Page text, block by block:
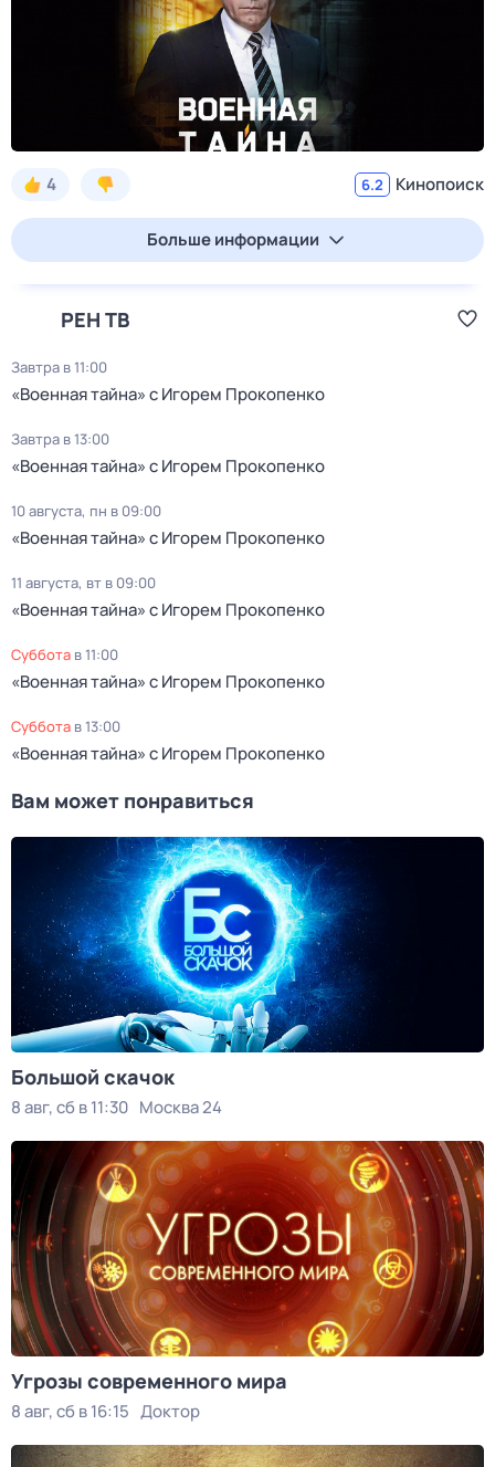
4 6.2 Кинопоиск
Больше информации
РЕН ТВ
Завтра в 11:00
«Военная тайна» с Игорем Прокопенко
Завтра в 13:00
«Военная тайна» с Игорем Прокопенко
10 августа, пн в 09:00
«Военная тайна» с Игорем Прокопенко
11 августа, вт в 09:00
«Военная тайна» с Игорем Прокопенко
суббота в11:00
«Военная тайна» с Игорем Прокопенко
суббота в13:00
«Военная тайна» с Игорем Прокопенко
Вам может понравиться
Большой скачок
8 авг, сб в 11:30 Москва 24
Угрозы современного мира
8 авг, сб в 16:15 Доктор